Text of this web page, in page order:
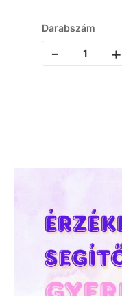
Darabszám
- +